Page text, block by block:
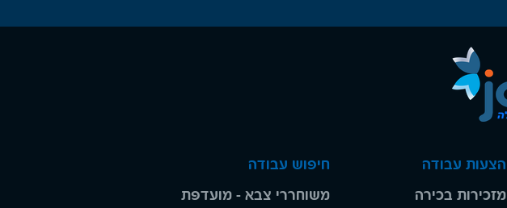
הצעות עבודה
מזכירות בכירה
חיפוש עבודה
משוחררי צבא - מועדפת